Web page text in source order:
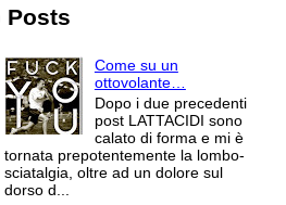
Posts
Come su un
ottovolante…
Dopo i due precedenti
post LATTACIDI sono
calato di forma e mi è
tornata prepotentemente la lombo-
sciatalgia, oltre ad un dolore sul
dorso d...